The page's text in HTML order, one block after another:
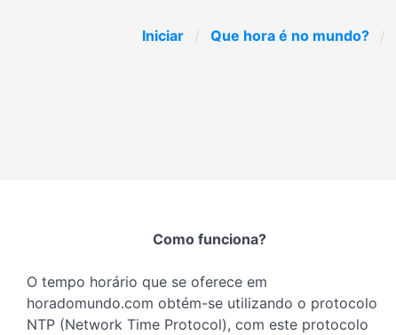
Iniciar Que hora é no mundo?
Como funciona?
O tempo horário que se oferece em
horadomundo.com obtém-se utilizando o protocolo
NTP (Network Time Protocol), com este protocolo